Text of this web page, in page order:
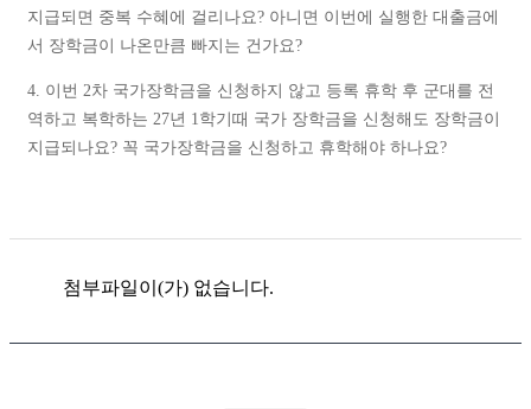
지급되면 중복 수혜에 걸리나요? 아니면 이번에 실행한 대출금에
서 장학금이 나온만큼 빠지는 건가요?
4. 이번 2차 국가장학금을 신청하지 않고 등록 휴학 후 군대를 전
역하고 복학하는 27년 1학기때 국가 장학금을 신청해도 장학금이
지급되나요? 꼭 국가장학금을 신청하고 휴학해야 하나요?
첨부파일이(가) 없습니다.